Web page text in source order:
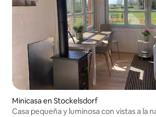
Minicasa en Stockelsdorf
Casa pequeña y luminosa con vistas a la